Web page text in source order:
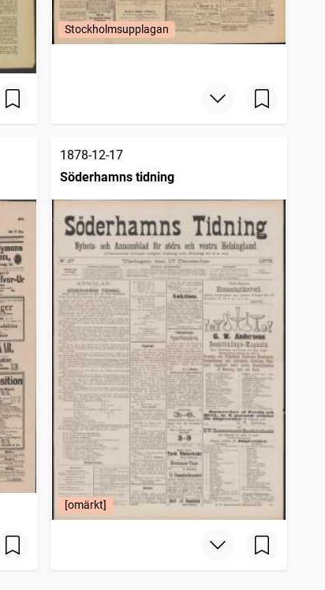
Stockholmsupplagan
1878-12-17
Söderhamns tidning
[omärkt]